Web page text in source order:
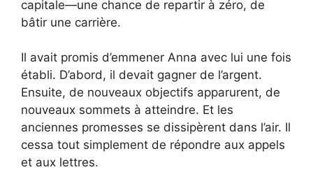
capitale—une chance de repartir à zéro, de
bâtir une carrière.
Il avait promis d’emmener Anna avec lui une fois
établi. D’abord, il devait gagner de l’argent.
Ensuite, de nouveaux objectifs apparurent, de
nouveaux sommets à atteindre. Et les
anciennes promesses se dissipèrent dans l’air. Il
cessa tout simplement de répondre aux appels
et aux lettres.